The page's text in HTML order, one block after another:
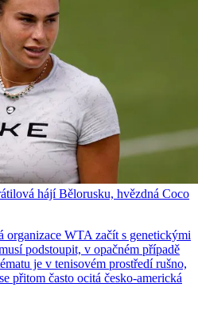
hájí Bělorusku, hvězdná Coco
organizace WTA začít s genetickými
podstoupit, v opačném případě
je v tenisovém prostředí rušno,
přitom často ocitá česko-americká